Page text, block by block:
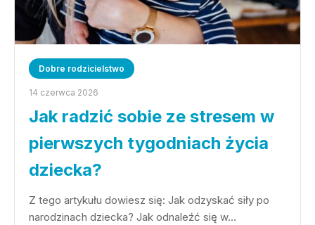
Dobre rodzicielstwo
14 czerwca 2026
Jak radzić sobie ze stresem w
pierwszych tygodniach życia
dziecka?
Z tego artykułu dowiesz się: Jak odzyskać siły po
narodzinach dziecka? Jak odnaleźć się w…